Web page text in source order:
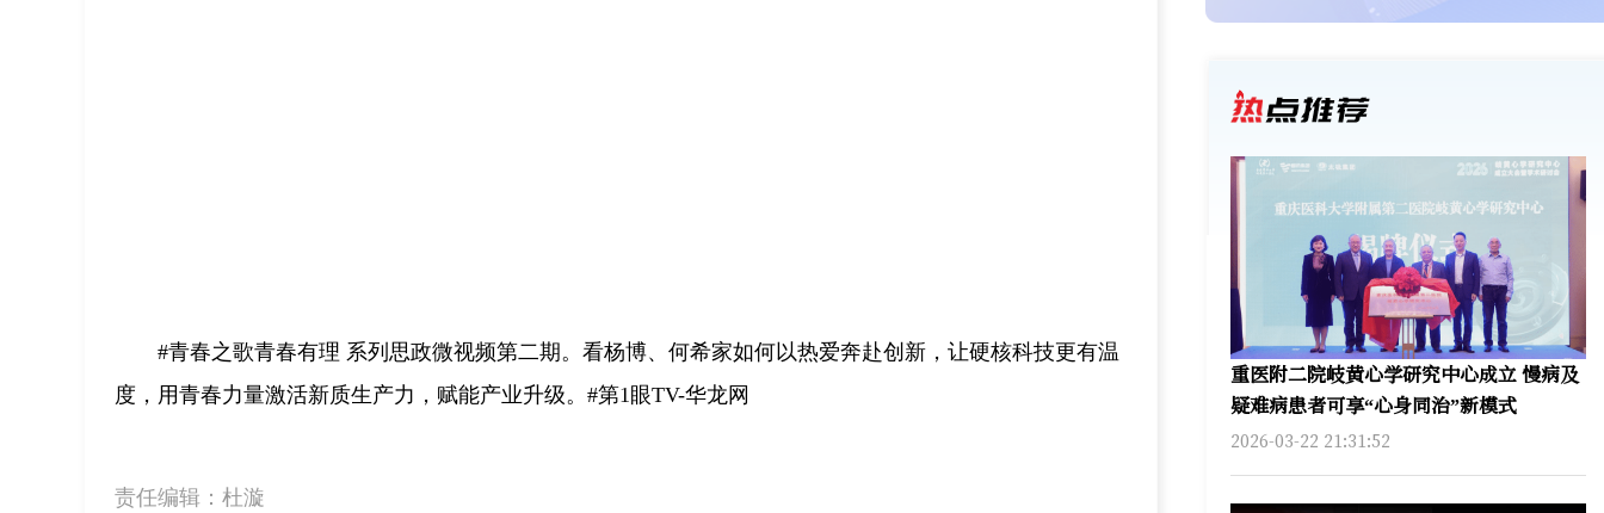
#青春之歌青春有理 系列思政微视频第二期。看杨博、何希家如何以热爱奔赴创新，让硬核科技更有温
度，用青春力量激活新质生产力，赋能产业升级。#第1眼TV-华龙网
责任编辑： 杜漩
重医附二院岐黄心学研究中心成立 慢病及
疑难病患者可享“心身同治”新模式
2026-03-22 21:31:52